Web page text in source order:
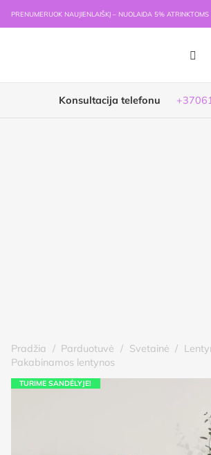
PRENUMERUOK NAUJIENLAIŠKĮ – NUOLAIDA 5% ATRINKTOMS
Konsultacija telefonu
Pradžia / Parduotuvė / Svetainė /
Pakabinamos lentynos
TURIME SANDĖLYJE!